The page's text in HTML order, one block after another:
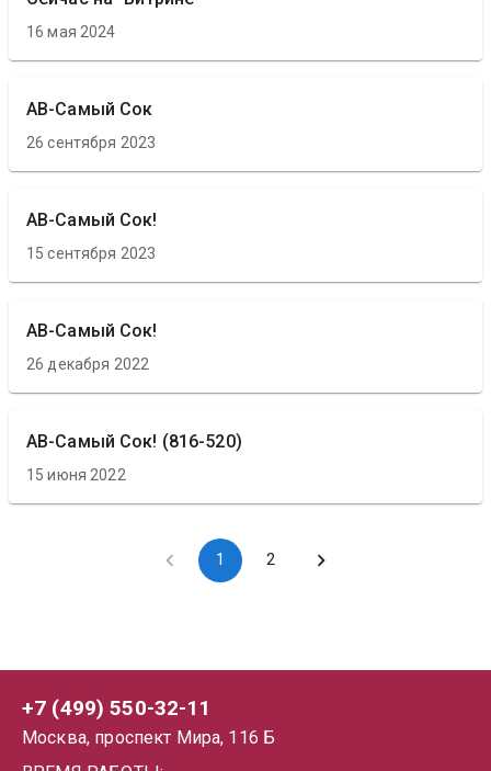
16 мая 2024
АВ-Самый Сок
26 сентября 2023
АВ-Самый Сок!
15 сентября 2023
АВ-Самый Сок!
26 декабря 2022
АВ-Самый Сок! (816-520)
15 июня 2022
1 2
+7 (499) 550-32-11
Москва, проспект Мира, 116 Б